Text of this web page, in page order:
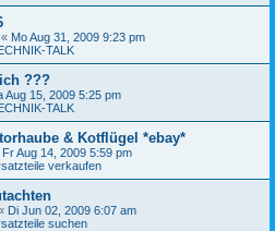
« Mo Aug 31, 2009 9:23 pm
TALK
???
Aug 15, 2009 5:25 pm
TALK
& Kotflügel *ebay*
Fr Aug 14, 2009 5:59 pm
verkaufen
Di Jun 02, 2009 6:07 am
suchen